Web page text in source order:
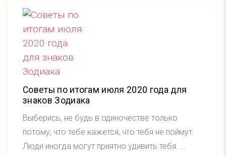
Советы по итогам июля 2020 года для
знаков Зодиака
Выберись, не будь в одиночестве только
потому, что тебе кажется, что тебя не поймут.
Люди иногда могут приятно удивить тебя. …